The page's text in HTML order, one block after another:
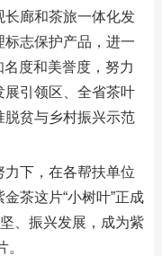
廊和茶旅一体化发
标志保护产品，进一
名度和美誉度，努力
引领区、全省茶叶
贫与乡村振兴示范
下，在各帮扶单位
茶这片“小树叶”正成
、振兴发展，成为紫